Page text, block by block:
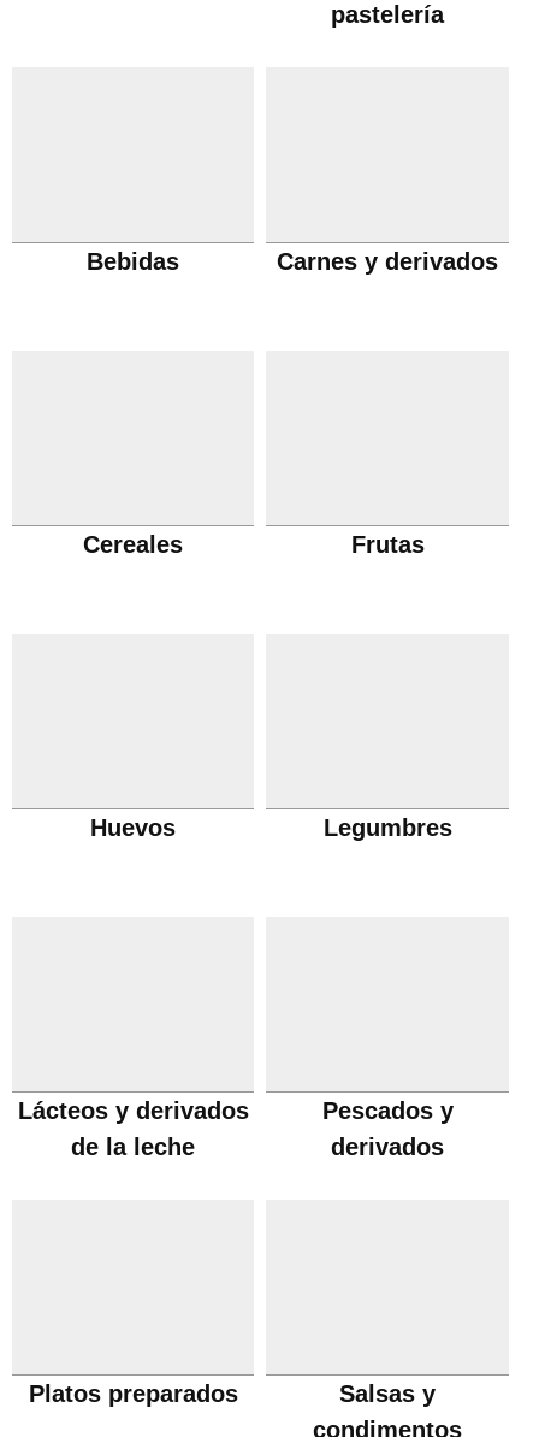
pastelería
Bebidas Carnes y derivados
Cereales Frutas
Huevos Legumbres
Lácteos y derivados
de la leche
Pescados y
derivados
Platos preparados
Salsas y
condimentos